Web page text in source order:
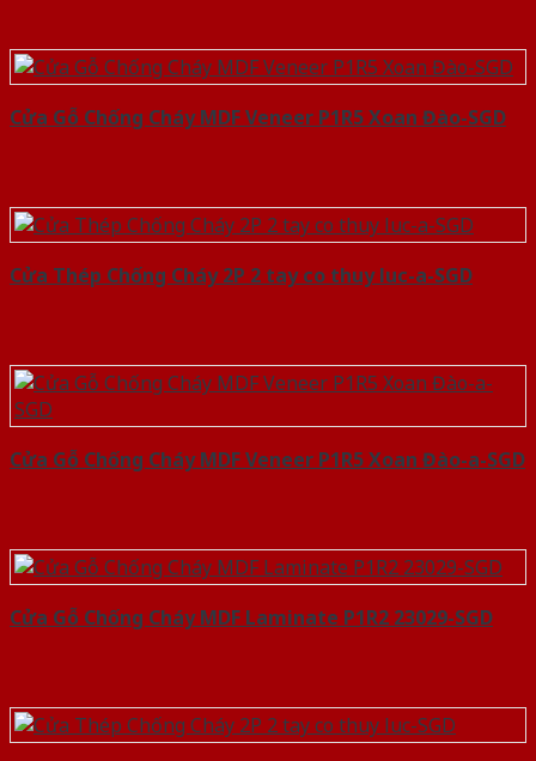
Cửa Gỗ Chống Cháy MDF Veneer P1R5 Xoan Đào-SGD
Cửa Thép Chống Cháy 2P 2 tay co thuy luc-a-SGD
Cửa Gỗ Chống Cháy MDF Veneer P1R5 Xoan Đào-a-SGD
Cửa Gỗ Chống Cháy MDF Laminate P1R2 23029-SGD